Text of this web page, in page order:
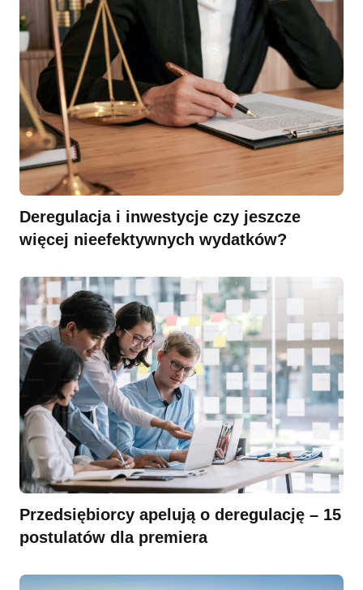
Deregulacja i inwestycje czy jeszcze
więcej nieefektywnych wydatków?
Przedsiębiorcy apelują o deregulację – 15
postulatów dla premiera